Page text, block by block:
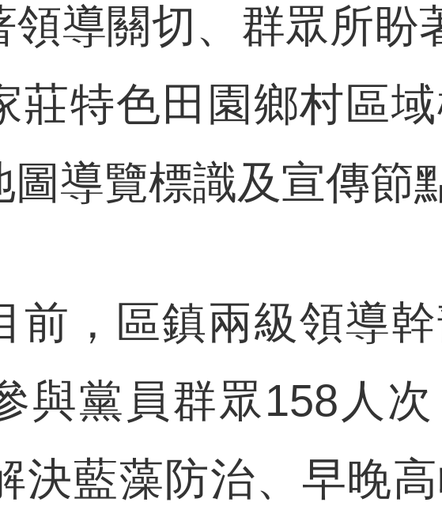
領導關切、群眾所盼
莊特色田園鄉村區
導覽標識及宣傳節
，區鎮兩級領導幹
與黨員群眾158人
決藍藻防治、早晚